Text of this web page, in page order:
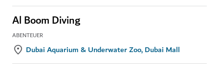
Al Boom Diving
ABENTEUER
Dubai Aquarium & Underwater Zoo, Dubai Mall